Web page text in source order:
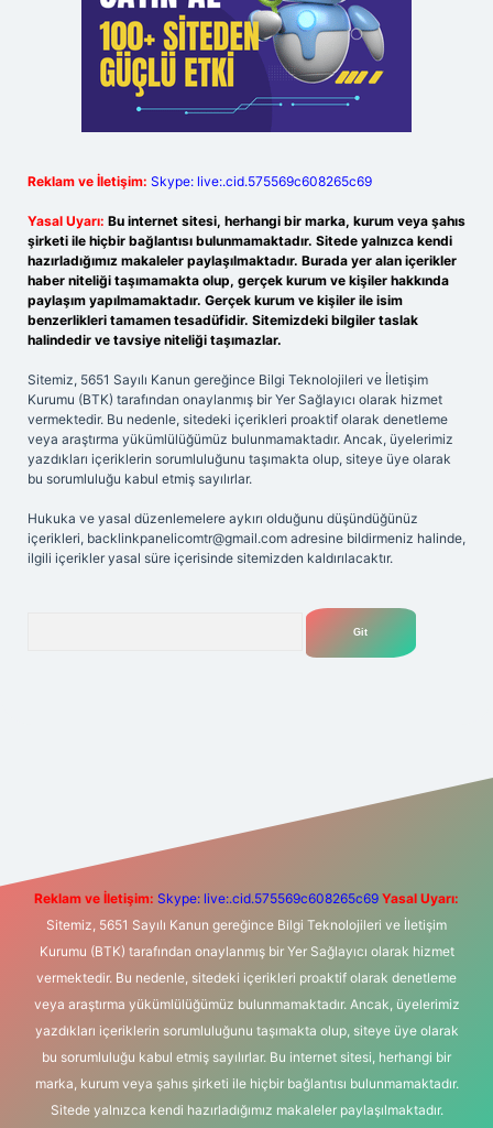
Reklam ve İletişim: Skype: live:.cid.575569c608265c69
Yasal Uyarı: Bu internet sitesi, herhangi bir marka, kurum veya şahıs
şirketi ile hiçbir bağlantısı bulunmamaktadır. Sitede yalnızca kendi
hazırladığımız makaleler paylaşılmaktadır. Burada yer alan içerikler
haber niteliği taşımamakta olup, gerçek kurum ve kişiler hakkında
paylaşım yapılmamaktadır. Gerçek kurum ve kişiler ile isim
benzerlikleri tamamen tesadüfidir. Sitemizdeki bilgiler taslak
halindedir ve tavsiye niteliği taşımazlar.
Sitemiz, 5651 Sayılı Kanun gereğince Bilgi Teknolojileri ve İletişim
Kurumu (BTK) tarafından onaylanmış bir Yer Sağlayıcı olarak hizmet
vermektedir. Bu nedenle, sitedeki içerikleri proaktif olarak denetleme
veya araştırma yükümlülüğümüz bulunmamaktadır. Ancak, üyelerimiz
yazdıkları içeriklerin sorumluluğunu taşımakta olup, siteye üye olarak
bu sorumluluğu kabul etmiş sayılırlar.
Hukuka ve yasal düzenlemelere aykırı olduğunu düşündüğünüz
içerikleri, backlinkpanelicomtr@gmail.com adresine bildirmeniz halinde,
ilgili içerikler yasal süre içerisinde sitemizden kaldırılacaktır.
m elexbet
Reklam ve İletişim: Skype: live:.cid.575569c608265c69 Yasal Uyarı:
Sitemiz, 5651 Sayılı Kanun gereğince Bilgi Teknolojileri ve İletişim
Kurumu (BTK) tarafından onaylanmış bir Yer Sağlayıcı olarak hizmet
vermektedir. Bu nedenle, sitedeki içerikleri proaktif olarak denetleme
veya araştırma yükümlülüğümüz bulunmamaktadır. Ancak, üyelerimiz
yazdıkları içeriklerin sorumluluğunu taşımakta olup, siteye üye olarak
bu sorumluluğu kabul etmiş sayılırlar. Bu internet sitesi, herhangi bir
marka, kurum veya şahıs şirketi ile hiçbir bağlantısı bulunmamaktadır.
Sitede yalnızca kendi hazırladığımız makaleler paylaşılmaktadır.